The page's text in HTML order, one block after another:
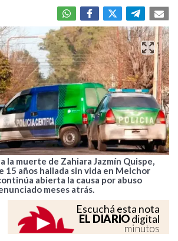
la muerte de Zahiara Jazmín Quispe,
15 años hallada sin vida en Melchor
abierta la causa por abuso
meses atrás.
Escuchá esta nota
EL DIARIOdigital
minutos